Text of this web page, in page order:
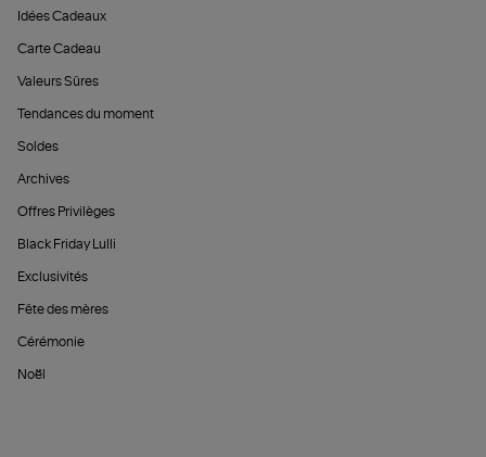
Idées Cadeaux
Carte Cadeau
Valeurs Sûres
Tendances du moment
Soldes
Archives
Offres Privilèges
Black Friday Lulli
Exclusivités
Fête des mères
Cérémonie
Noël